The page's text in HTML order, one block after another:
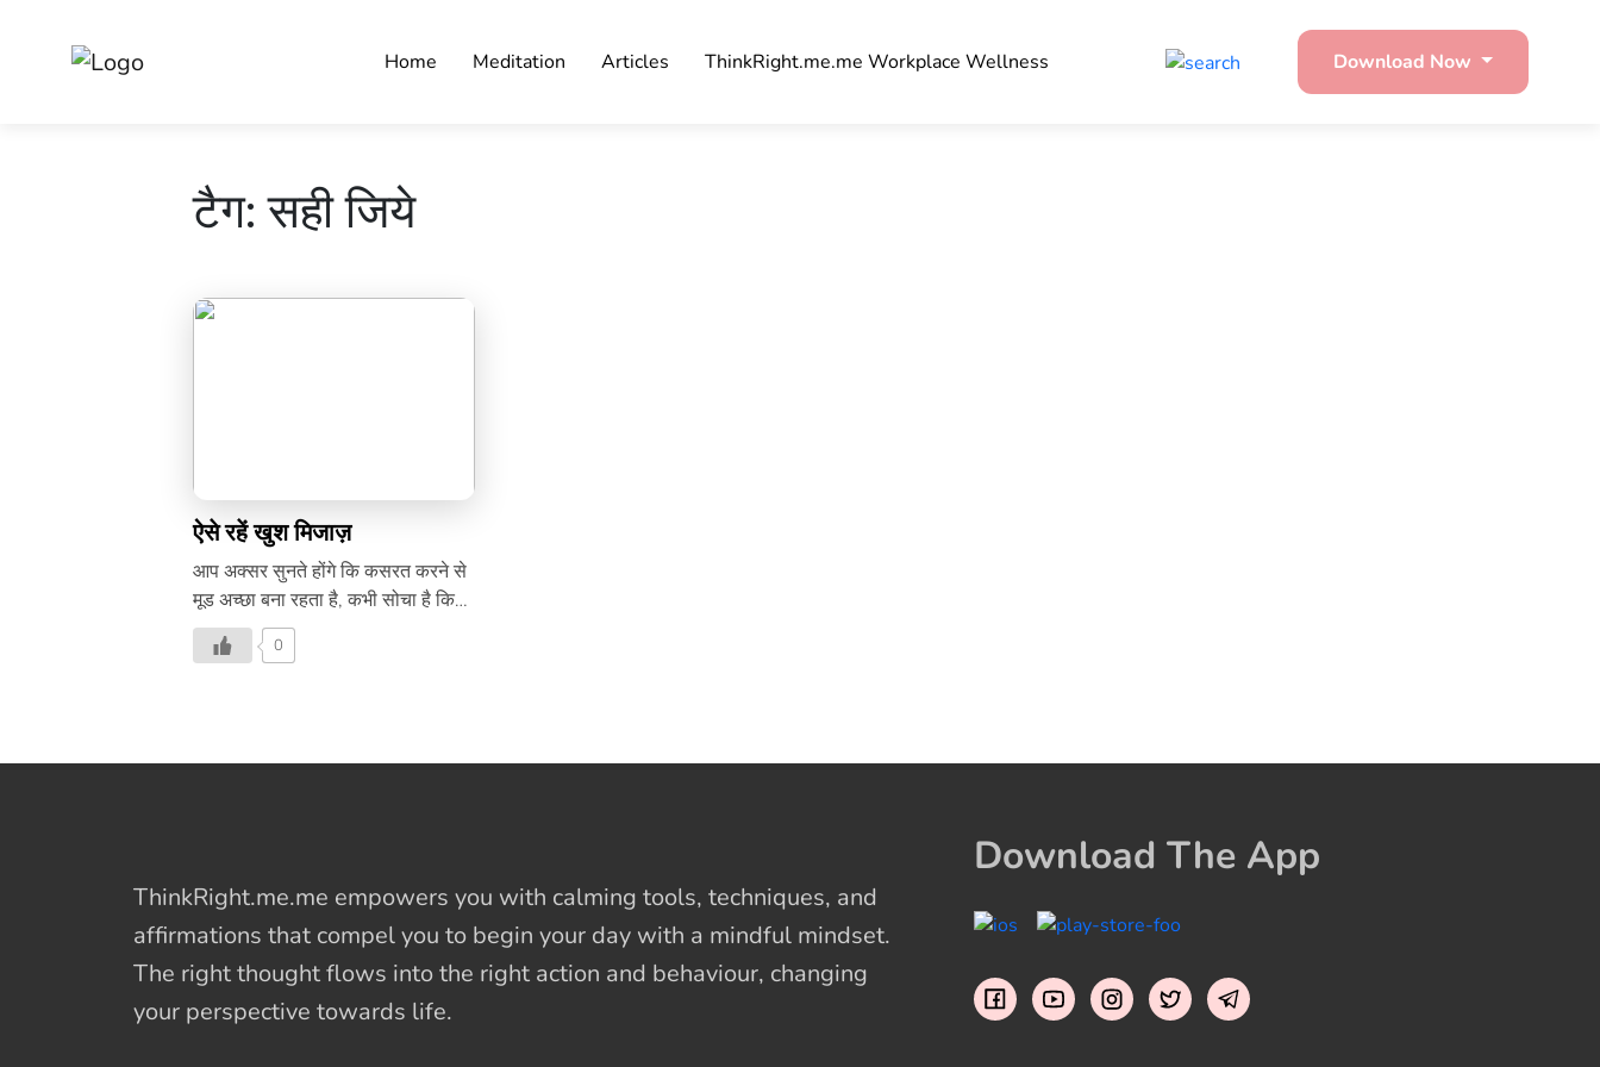
Home Meditation Articles ThinkRight.me.me Workplace Wellness Download Now
टैग:सही जिये
ऐसे रहें खुश मिजाज़
आप अक्सर सुनते होंगे कि कसरत करने से
मूड अच्छा बना रहता है, कभी सोचा है कि
ऐसा क्यों कहा जाता है। ऐसा इसलिए है
क्योंकि फिज़िकल एक्टिविटी के बाद आपके
लिए मानसिक कसरत और खुद को बुरी और
तो इन बातों पर ध्यान दें ः एक ही बात को
बार-बार सोचने से बचें बार-बार […]
0
ThinkRight.me.me empowers you with calming tools, techniques, and
affirmations that compel you to begin your day with a mindful mindset.
The right thought flows into the right action and behaviour, changing
your perspective towards life.
Download The App